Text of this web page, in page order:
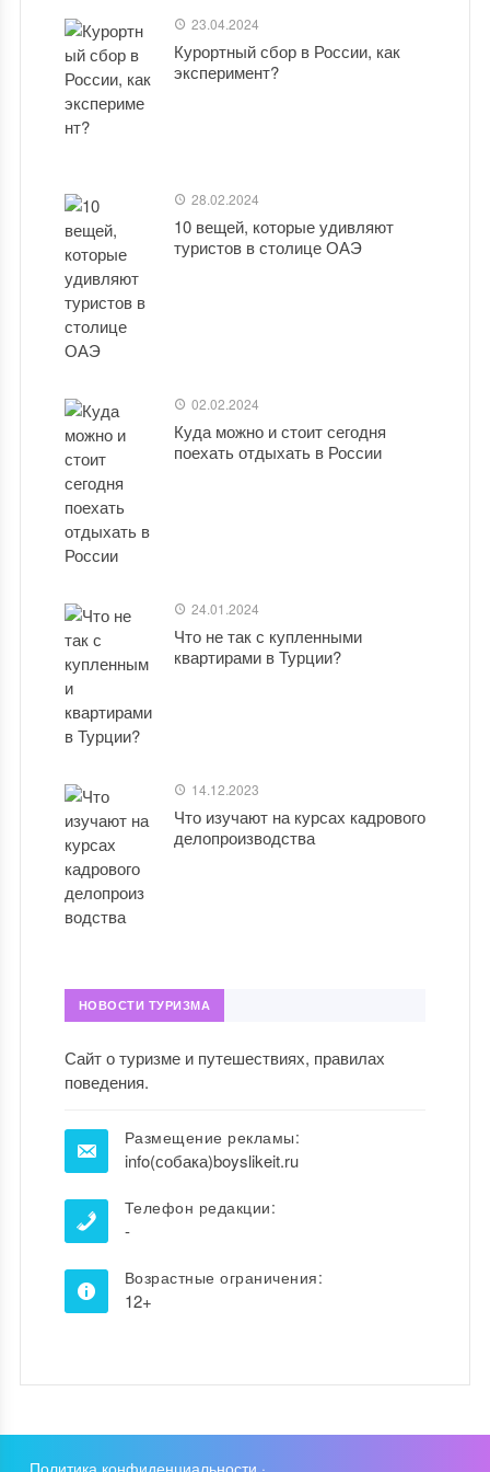
23.04.2024
Курортный сбор в России, как
эксперимент?
28.02.2024
10 вещей, которые удивляют
туристов в столице ОАЭ
02.02.2024
Куда можно и стоит сегодня
поехать отдыхать в России
24.01.2024
Что не так с купленными
квартирами в Турции?
14.12.2023
Что изучают на курсах кадрового
делопроизводства
НОВОСТИ ТУРИЗМА
Сайт о туризме и путешествиях, правилах
поведения.
Размещение рекламы:
info(собака)boyslikeit.ru
Телефон редакции:
-
Возрастные ограничения:
12+
Политика конфиденциальности ·